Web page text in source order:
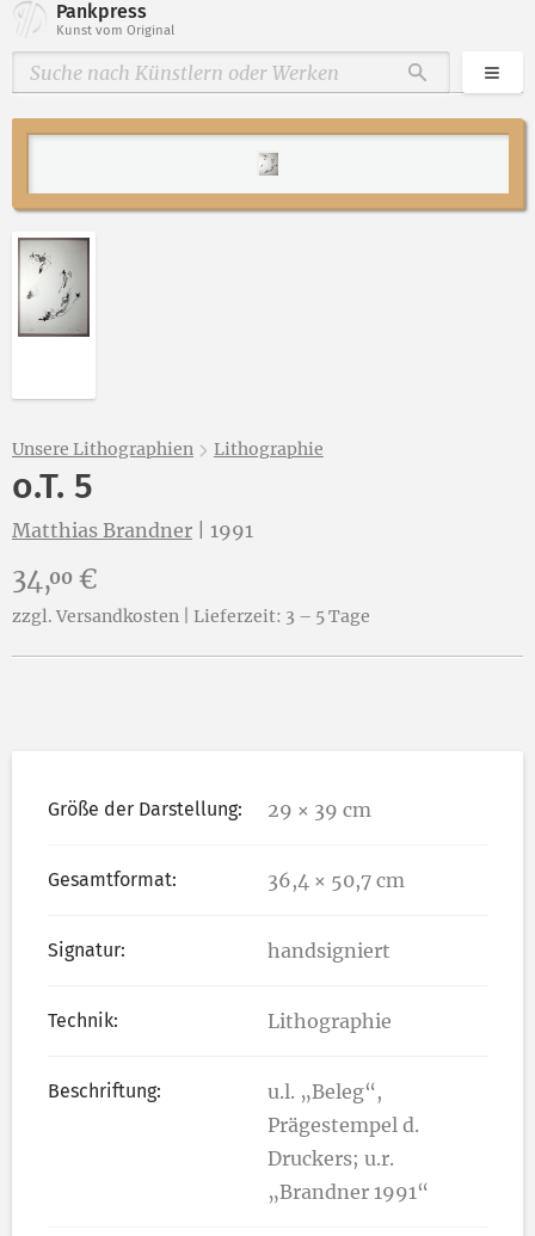
Pankpress
Kunst vom Original
Unsere Lithographien Lithographie
o.T. 5
Matthias Brandner 1991
Preis:
34,00 €
zzgl. Versandkosten | Lieferzeit: 3 – 5 Tage
Abbildung 2 von „o.T. 5“ von Matthias Brandner
Größe der Darstellung: 29 × 39 cm
Gesamtformat: 36,4 × 50,7 cm
Signatur: handsigniert
Technik: Lithographie
Beschriftung:
u.l. „Beleg“,
Prägestempel d.
Druckers; u.r.
„Brandner 1991“